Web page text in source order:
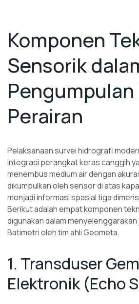
Komponen
Sensorik
Pengumpulan
Perairan
Pelaksanaan survei hidrografi
integrasi perangkat keras canggih
menembus medium air dengan
dikumpulkan oleh sensor di atas
menjadi informasi spasial tiga
Berikut adalah empat komponen
digunakan dalam
Batimetri oleh tim ahli Geometa.
1. Transduser
Elektronik (Echo